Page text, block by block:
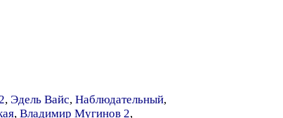
, Эдель Вайс, Наблюдательный,
, Владимир Мугинов 2,